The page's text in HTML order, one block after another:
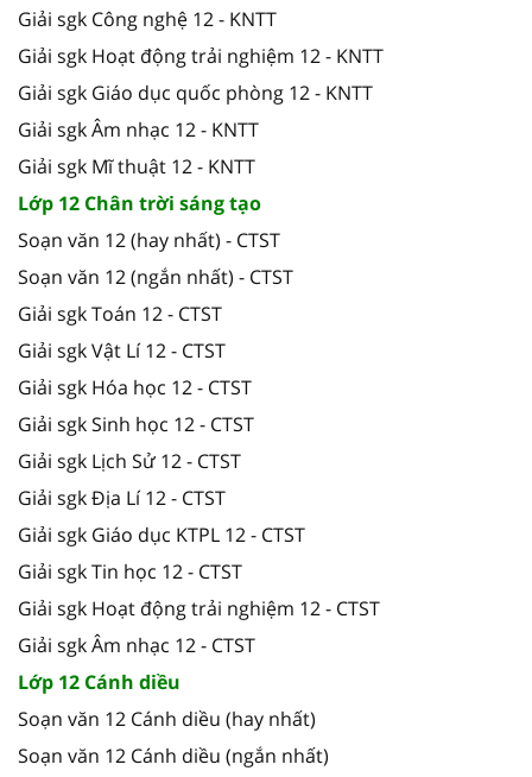
Giải sgk Công nghệ 12 - KNTT
Giải sgk Hoạt động trải nghiệm 12 - KNTT
Giải sgk Giáo dục quốc phòng 12 - KNTT
Giải sgk Âm nhạc 12 - KNTT
Giải sgk Mĩ thuật 12 - KNTT
Lớp 12 Chân trời sáng tạo
Soạn văn 12 (hay nhất) - CTST
Soạn văn 12 (ngắn nhất) - CTST
Giải sgk Toán 12 - CTST
Giải sgk Vật Lí 12 - CTST
Giải sgk Hóa học 12 - CTST
Giải sgk Sinh học 12 - CTST
Giải sgk Lịch Sử 12 - CTST
Giải sgk Địa Lí 12 - CTST
Giải sgk Giáo dục KTPL 12 - CTST
Giải sgk Tin học 12 - CTST
Giải sgk Hoạt động trải nghiệm 12 - CTST
Giải sgk Âm nhạc 12 - CTST
Lớp 12 Cánh diều
Soạn văn 12 Cánh diều (hay nhất)
Soạn văn 12 Cánh diều (ngắn nhất)